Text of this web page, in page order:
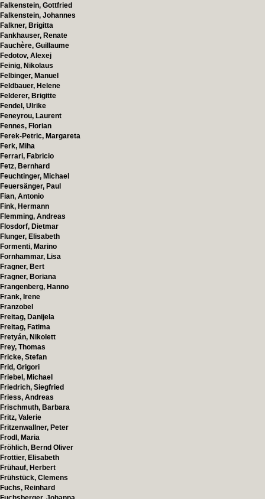
Falkenstein, Gottfried
Falkenstein, Johannes
Falkner, Brigitta
Fankhauser, Renate
Fauchère, Guillaume
Fedotov, Alexej
Feinig, Nikolaus
Felbinger, Manuel
Feldbauer, Helene
Felderer, Brigitte
Fendel, Ulrike
Feneyrou, Laurent
Fennes, Florian
Ferek-Petric, Margareta
Ferk, Miha
Ferrari, Fabricio
Fetz, Bernhard
Feuchtinger, Michael
Feuersänger, Paul
Fian, Antonio
Fink, Hermann
Flemming, Andreas
Flosdorf, Dietmar
Flunger, Elisabeth
Formenti, Marino
Fornhammar, Lisa
Fragner, Bert
Fragner, Boriana
Frangenberg, Hanno
Frank, Irene
Franzobel
Freitag, Danijela
Freitag, Fatima
Fretyán, Nikolett
Frey, Thomas
Fricke, Stefan
Frid, Grigori
Friebel, Michael
Friedrich, Siegfried
Friess, Andreas
Frischmuth, Barbara
Fritz, Valerie
Fritzenwallner, Peter
Frodl, Maria
Fröhlich, Bernd Oliver
Frottier, Elisabeth
Frühauf, Herbert
Frühstück, Clemens
Fuchs, Reinhard